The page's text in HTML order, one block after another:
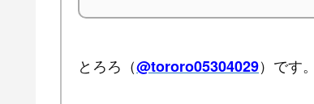
とろろ（@tororo05304029）です